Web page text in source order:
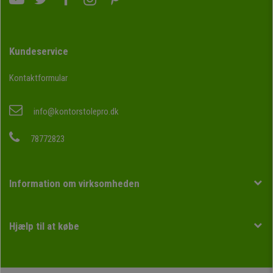
Kundeservice
Kontaktformular
info@kontorstolepro.dk
78772823
Information om virksomheden
Hjælp til at købe